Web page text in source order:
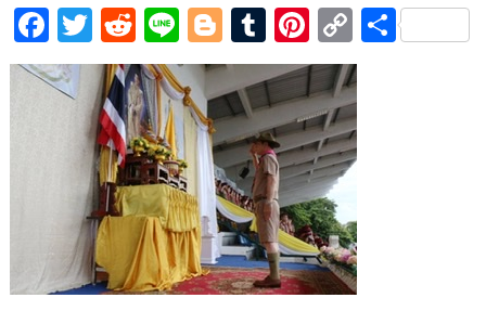
F
ac
e
T
w
itt
er
R
e
d
di
t
Li
n
e
Bl
o
g
g
er
T
u
m
bl
r
Pi
nt
er
e
st
C
o
p
y
Li
k
S